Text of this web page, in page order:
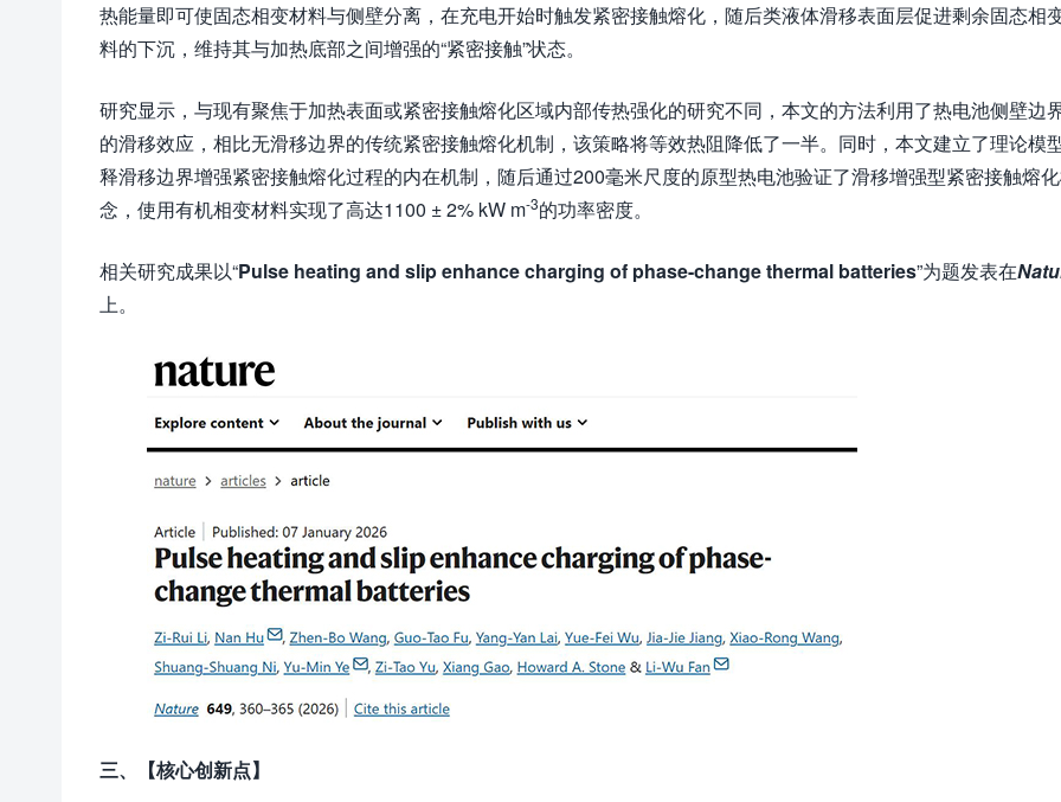
热能量即可使固态相变材料与侧壁分离，在充电开始时触发紧密接触熔化，随后类液体滑移表面层促进剩余固态相
料的下沉，维持其与加热底部之间增强的“紧密接触”状态。
研究显示，与现有聚焦于加热表面或紧密接触熔化区域内部传热强化的研究不同，本文的方法利用了热电池侧壁边
的滑移效应，相比无滑移边界的传统紧密接触熔化机制，该策略将等效热阻降低了一半。同时，本文建立了理论模
释滑移边界增强紧密接触熔化过程的内在机制，随后通过200毫米尺度的原型热电池验证了滑移增强型紧密接触熔
念，使用有机相变材料实现了高达1100 ± 2% kW m-3的功率密度。
相关研究成果以“Pulse heating and slip enhance charging of phase-change thermal batteries”为题发表在N
上。
三、 【核心创新点】